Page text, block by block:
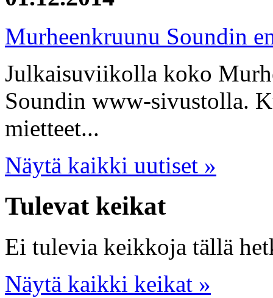
Murheenkruunu Soundin
Julkaisuviikolla koko
Soundin www-sivustolla.
mietteet...
Näytä kaikki uutiset »
Tulevat keikat
Ei tulevia keikkoja tällä
Näytä kaikki keikat »